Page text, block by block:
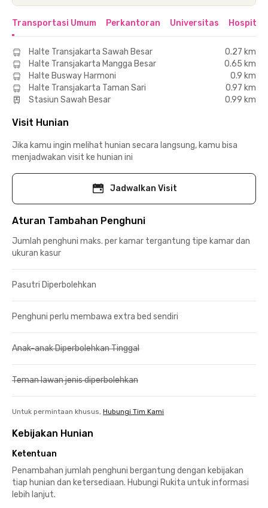
Transportasi Umum Perkantoran Universitas Hospital
Halte Transjakarta Sawah Besar
0.27 km
Halte Transjakarta Mangga Besar
0.65 km
Halte Busway Harmoni
0.9 km
Halte Transjakarta Taman Sari
0.97 km
Stasiun Sawah Besar
0.99 km
Visit Hunian
Jika kamu ingin melihat hunian secara langsung, kamu bisa
menjadwakan visit ke hunian ini
Jadwalkan Visit
Aturan Tambahan Penghuni
Jumlah penghuni maks. per kamar tergantung tipe kamar dan
ukuran kasur
Pasutri Diperbolehkan
Penghuni perlu membawa extra bed sendiri
Anak-anak Diperbolehkan Tinggal
Teman lawan jenis diperbolehkan
Untuk permintaan khusus, Hubungi Tim Kami
Kebijakan Hunian
Ketentuan
Penambahan jumlah penghuni bergantung dengan kebijakan
tiap hunian dan ketersediaan. Hubungi Rukita untuk informasi
lebih lanjut.